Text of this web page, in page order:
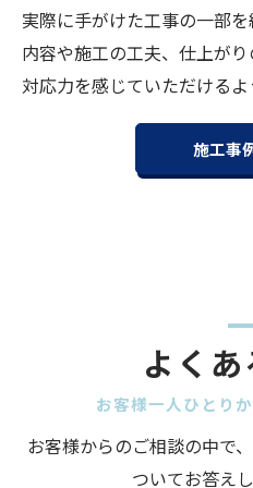
実際に手がけた工事の一部
内容や施工の工夫、仕上が
対応力を感じていただけるよ
施工事
お客様一人ひとり
よく
お客様からのご相談の中で
ついてお答え